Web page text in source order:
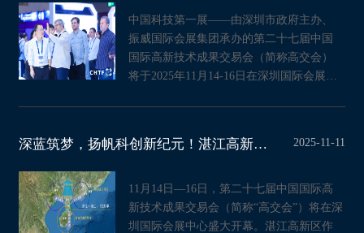
中国科技第一展——由深圳市政府主办、
振威国际会展集团承办的第二十七届中国
国际高新技术成果交易会（简称高交会）
将于2025年11月14-16日在深圳国际会展中
深蓝筑梦，扬帆科创新纪元！湛江高新区即将亮相高交会，邀您共赴“蓝海之约 2025-11-11
11月14日—16日，第二十七届中国国际高
新技术成果交易会（简称“高交会”）将在深
圳国际会展中心盛大开幕。湛江高新区作